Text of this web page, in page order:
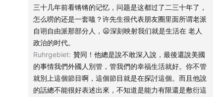
许子东
林垚
周轶君
许子东
三十几年前看锵锵的记忆，问题是这都过了二三十年了，
怎么唠的还是一套嗑？许先生很代表朋友圈里面所谓老派
自诩自由派那部分人，😦深刻映射我们就是生活在 老人
政治的时代。
Ruhrgebiet: 贊同！他總是說不敢深入說，最後還說美國
的事情我們外國人別管，管我們的幸福生活就好。你不管
就別上這個節目啊，這個節目就是在探討這個。而且他說
的話總不能很好表述出來，不知道是能力有限還是敷衍這